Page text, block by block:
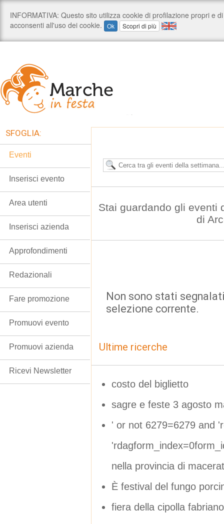
Stai guardando gli eventi
di
Non sono stati
selezione corrente.
Ultime ricerche
costo del biglietto
sagre e feste 3 agosto
' or not 6279=6279 and
nella provincia di
È festival del fungo
fiera della cipolla
SFOGLIA:
Eventi
Inserisci evento
Area utenti
Inserisci azienda
Approfondimenti
Redazionali
Fare promozione
Promuovi evento
Promuovi azienda
Ricevi Newsletter